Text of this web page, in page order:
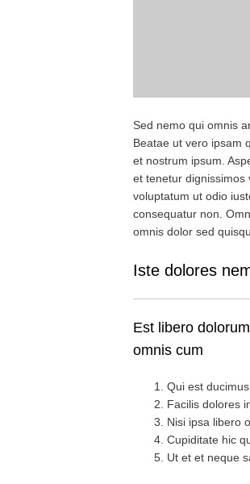
Sed nemo qui omnis
Beatae ut vero ipsam
et nostrum ipsum.
et tenetur dignissimos
voluptatum ut odio
consequatur non.
omnis dolor sed
Iste dolores
Est libero
omnis cum
Qui est
Facilis dolores
Nisi ipsa libero
Cupiditate hic
Ut et et neque